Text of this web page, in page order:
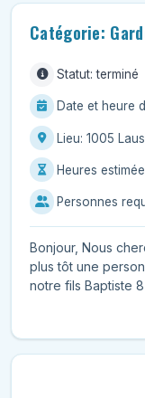
Catégorie:
Statut: terminé
Date et heure
Lieu: 1005
Heures
Personnes
Bonjour, Nous
plus tôt une
notre fils Baptiste